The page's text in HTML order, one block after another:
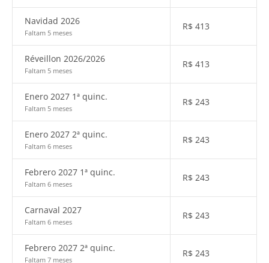
Navidad 2026
Faltam 5 meses
R$ 413
Réveillon 2026/2026
Faltam 5 meses
R$ 413
Enero 2027 1ª quinc.
Faltam 5 meses
R$ 243
Enero 2027 2ª quinc.
Faltam 6 meses
R$ 243
Febrero 2027 1ª quinc.
Faltam 6 meses
R$ 243
Carnaval 2027
Faltam 6 meses
R$ 243
Febrero 2027 2ª quinc.
Faltam 7 meses
R$ 243